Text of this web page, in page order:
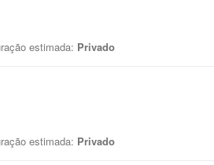
estimada: Privado
estimada: Privado